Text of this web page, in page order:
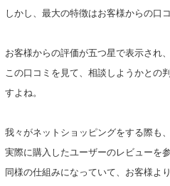
しかし、最大の特徴はお客様からの口
お客様からの評価が五つ星で表示され
この口コミを見て、相談しようかとの
すよね。
我々がネットショッピングをする際も
実際に購入したユーザーのレビューを
同様の仕組みになっていて、お客様よ